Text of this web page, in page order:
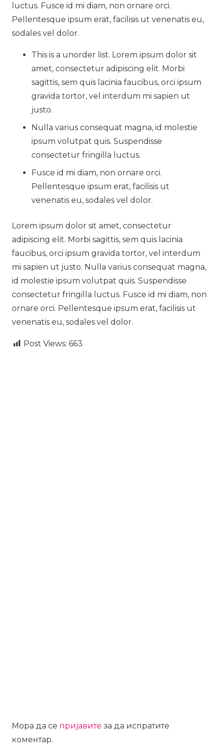
luctus. Fusce id mi diam, non ornare orci.
Pellentesque ipsum erat, facilisis ut venenatis eu,
sodales vel dolor.
This is a unorder list. Lorem ipsum dolor sit
amet, consectetur adipiscing elit. Morbi
sagittis, sem quis lacinia faucibus, orci ipsum
gravida tortor, vel interdum mi sapien ut
justo.
Nulla varius consequat magna, id molestie
ipsum volutpat quis. Suspendisse
consectetur fringilla luctus.
Fusce id mi diam, non ornare orci.
Pellentesque ipsum erat, facilisis ut
venenatis eu, sodales vel dolor.
Lorem ipsum dolor sit amet, consectetur
adipiscing elit. Morbi sagittis, sem quis lacinia
faucibus, orci ipsum gravida tortor, vel interdum
mi sapien ut justo. Nulla varius consequat magna,
id molestie ipsum volutpat quis. Suspendisse
consectetur fringilla luctus. Fusce id mi diam, non
ornare orci. Pellentesque ipsum erat, facilisis ut
venenatis eu, sodales vel dolor.
Post Views: 663
Мора да се пријавите за да испратите
коментар.